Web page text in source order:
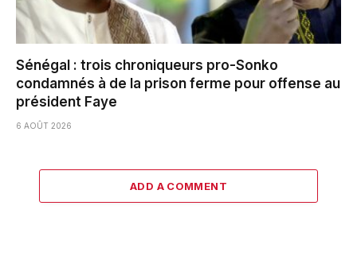
Sénégal : trois chroniqueurs pro-Sonko
condamnés à de la prison ferme pour offense au
président Faye
6 AOÛT 2026
ADD A COMMENT